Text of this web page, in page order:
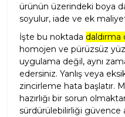
ürünün üzerindeki boya
soyulur, iade ve ek
İşte bu noktada
homojen ve pürüzsüz
uygulama değil, aynı
edersiniz. Yanlış veya
zincirleme hata başlatır.
hazırlığı bir sorun
sürdürülebilirliği güvence